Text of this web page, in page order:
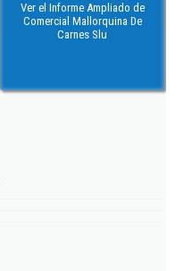
Ver el Informe Ampliado de
Comercial Mallorquina De
Carnes Slu